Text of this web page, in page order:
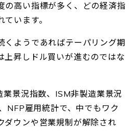
の高い指標が多く、どの経済指
います。
くようであればテーパリング期
上昇しドル買いが進むのではな
景況指数、ISM非製造業景況
NFP雇用統計で、中でもワク
ダウンや営業規制が解除され